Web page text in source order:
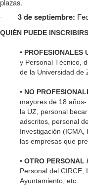
plazas.
· 3 de septiembre:
QUIÉN PUEDE
• PROFESIONALES
y Personal Técnico,
de la Universidad de
• NO
mayores de 18
la UZ, personal
adscritos, personal
Investigación (ICMA,
las empresas que
• OTRO PERSONAL
Personal del CIRCE,
Ayuntamiento, etc.